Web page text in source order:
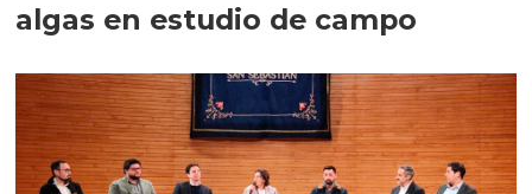
algas en estudio de campo